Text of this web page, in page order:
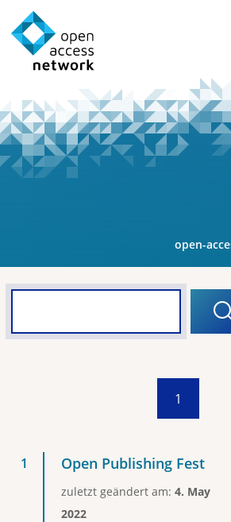
open-
1
Open Publishing Fest
zuletzt geändert am: 4. May
2022